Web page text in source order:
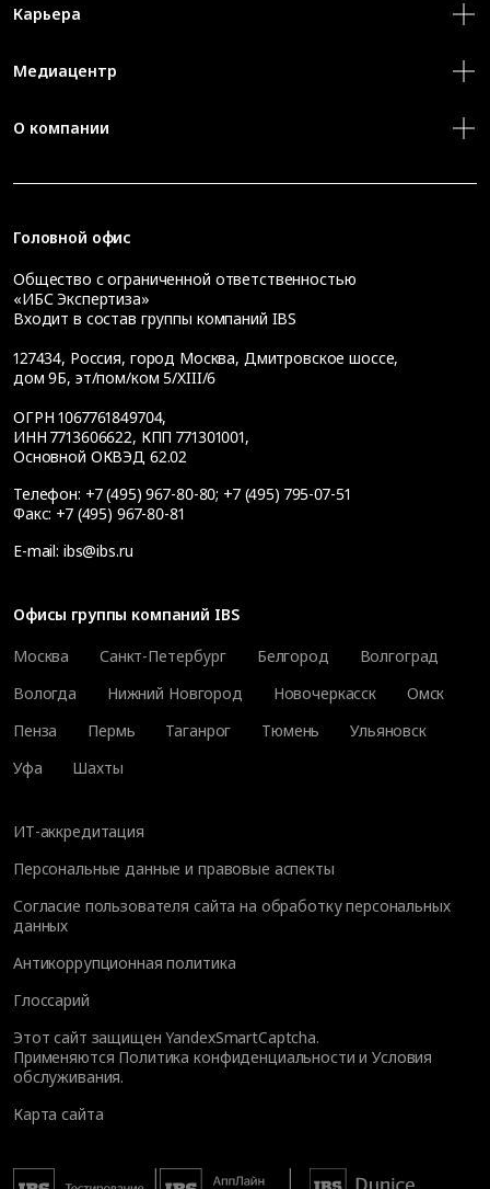
Карьера
Медиацентр
О компании
Головной офис
Общество с ограниченной ответственностью
«ИБС Экспертиза»
Входит в состав группы компаний IBS
127434, Россия, город Москва, Дмитровское шоссе,
дом 9Б, эт/пом/ком 5/XIII/6
ОГРН 1067761849704,
ИНН 7713606622, КПП 771301001,
Основной ОКВЭД 62.02
Телефон: +7 (495) 967-80-80; +7 (495) 795-07-51
Факс: +7 (495) 967-80-81
E-mail: ibs@ibs.ru
Офисы группы компаний IBS
Москва
Санкт-Петербург Белгород
Волгоград
Вологда
Нижний Новгород Новочеркасск
Омск
Пенза
Пермь Таганрог Тюмень
Ульяновск
Уфа
Шахты
ИТ-аккредитация
Персональные данные и правовые аспекты
Согласие пользователя сайта на обработку персональных
данных
Антикоррупционная политика
Глоссарий
Этот сайт защищен YandexSmartCaptcha.
Применяются Политика конфиденциальности иУсловия
обслуживания.
Карта сайта